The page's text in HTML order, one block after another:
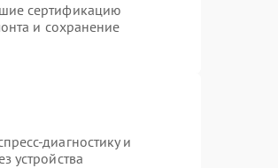
сертификацию
и сохранение
диагностику и
устройства